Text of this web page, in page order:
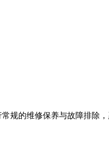
的维修保养与故障排除